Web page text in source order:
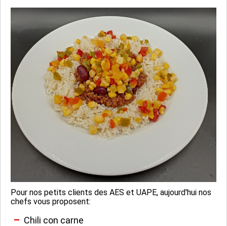
Pour nos petits clients des AES et UAPE, aujourd'hui nos
chefs vous proposent:
Chili con carne